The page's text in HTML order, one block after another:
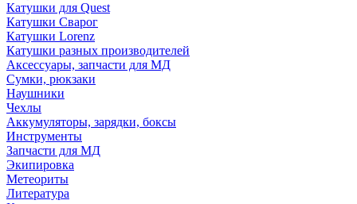
Катушки для Quest
Катушки Сварог
Катушки Lorenz
Катушки разных производителей
Аксессуары, запчасти для МД
Сумки, рюкзаки
Наушники
Чехлы
Аккумуляторы, зарядки, боксы
Инструменты
Запчасти для МД
Экипировка
Метеориты
Литература